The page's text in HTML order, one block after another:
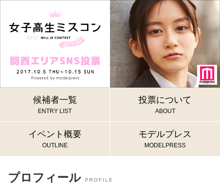
候補者一覧
ENTRY LIST
投票について
ABOUT
イベント概要
OUTLINE
モデルプレス
MODELPRESS
プロフィール PROFILE